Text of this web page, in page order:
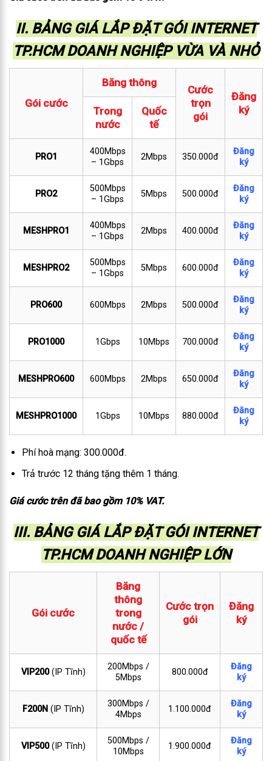
II. BẢNG GIÁ LẮP ĐẶT GÓI INTERNET
TP.HCM DOANH NGHIỆP VỪA VÀ NHỎ
Gói cước
Băng thông
Cước
trọn
gói
Đăng
ký
Trong
nước
Quốc
tế
PRO1
400Mbps
– 1Gbps
2Mbps 350.000đ
Đăng
ký
PRO2
500Mbps
– 1Gbps
5Mbps 500.000đ
Đăng
ký
MESHPRO1
400Mbps
– 1Gbps
2Mbps 400.000đ
Đăng
ký
MESHPRO2
500Mbps
– 1Gbps
5Mbps 600.000đ
Đăng
ký
PRO600 600Mbps 2Mbps 500.000đ
Đăng
ký
PRO1000 1Gbps 10Mbps 700.000đ
Đăng
ký
MESHPRO600 600Mbps 2Mbps 650.000đ
Đăng
ký
MESHPRO1000 1Gbps 10Mbps 880.000đ
Đăng
ký
Phí hoà mạng: 300.000đ.
Trả trước 12 tháng tặng thêm 1 tháng.
Giá cước trên đã bao gồm 10% VAT.
III. BẢNG GIÁ LẮP ĐẶT GÓI INTERNET
TP.HCM DOANH NGHIỆP LỚN
Gói cước
Băng
thông
trong
nước /
quốc tế
Cước trọn
gói
Đăng
ký
VIP200(IP Tĩnh)
200Mbps /
5Mbps
800.000đ
Đăng
ký
F200N (IP Tĩnh)
300Mbps /
4Mbps
1.100.000đ
Đăng
ký
VIP500(IP Tĩnh)
500Mbps /
10Mbps
1.900.000đ
Đăng
ký